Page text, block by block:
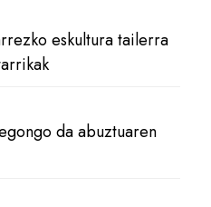
eskultura tailerra
da abuztuaren